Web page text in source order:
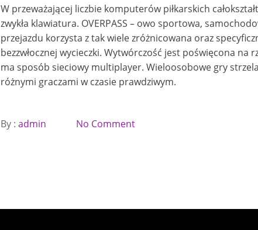
W przeważającej liczbie komputerów piłkarskich
zwykła klawiatura. OVERPASS – owo sportowa,
przejazdu korzysta z tak wiele zróżnicowana oraz
bezzwłocznej wycieczki. Wytwórczość jest poświęcona
ma sposób sieciowy multiplayer. Wieloosobowe gry
różnymi graczami w czasie prawdziwym.
By : admin No Comment